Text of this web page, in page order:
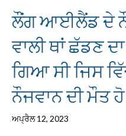
ਲੌਂਗ ਆਈਲੈਂਡ ਦੇ
ਵਾਲੀ ਥਾਂ ਛੱਡਣ
ਗਿਆ ਸੀ ਜਿਸ
ਨੌਜਵਾਨ ਦੀ ਮੌਤ
ਅਪ੍ਰੈਲ 12, 2023